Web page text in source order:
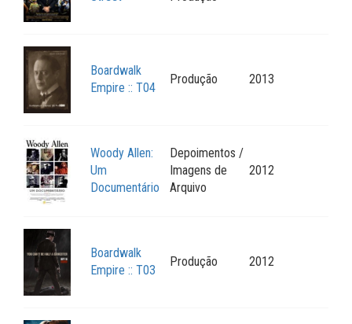
Boardwalk
Empire :: T04
Produção 2013
Woody Allen:
Um
Documentário
Depoimentos /
Imagens de
Arquivo
2012
Boardwalk
Empire :: T03
Produção 2012